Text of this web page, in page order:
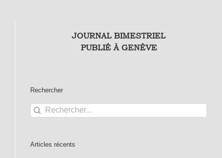
JOURNAL BIMESTRIEL
PUBLIÉ À GENÈVE
Rechercher
Rechercher:
Articles récents